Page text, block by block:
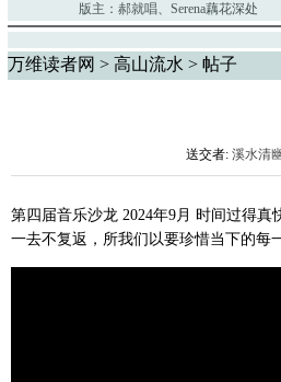
版主： 郝就唱、 Serena藕花深处
万维读者网 > 高山流水 > 帖子
送交者: 溪水清
第四届音乐沙龙 2024年9月 时间过得
一去不复返，所我们以要珍惜当下的每